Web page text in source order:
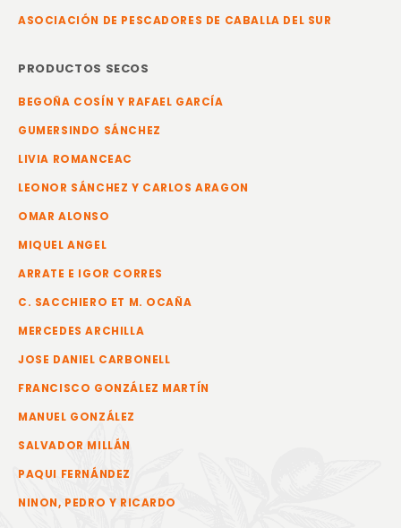
ASOCIACIÓN DE PESCADORES DE CABALLA DEL SUR
PRODUCTOS SECOS
BEGOÑA COSÍN Y RAFAEL GARCÍA
GUMERSINDO SÁNCHEZ
LIVIA ROMANCEAC
LEONOR SÁNCHEZ Y CARLOS ARAGON
OMAR ALONSO
MIQUEL ANGEL
ARRATE E IGOR CORRES
C. SACCHIERO ET M. OCAÑA
MERCEDES ARCHILLA
JOSE DANIEL CARBONELL
FRANCISCO GONZÁLEZ MARTÍN
MANUEL GONZÁLEZ
SALVADOR MILLÁN
PAQUI FERNÁNDEZ
NINON, PEDRO Y RICARDO